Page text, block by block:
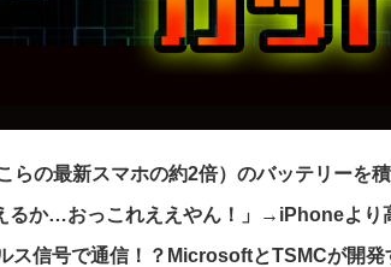
らの最新スマホの約2倍）のバッテリーを
るか…おっこれええやん！」→iPhoneより
ス信号で通信！？MicrosoftとTSMCが開